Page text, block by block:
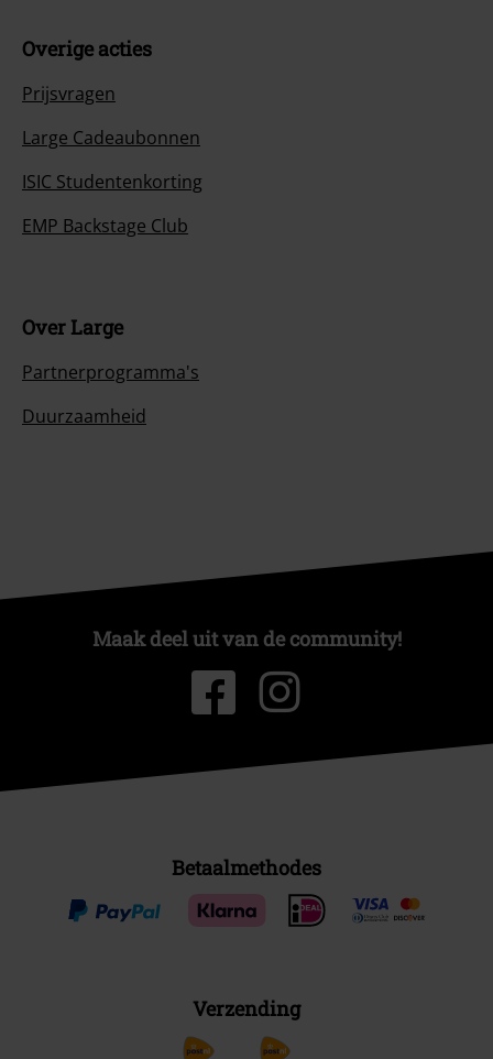
Overige acties
Prijsvragen
Large Cadeaubonnen
ISIC Studentenkorting
EMP Backstage Club
Over Large
Partnerprogramma's
Duurzaamheid
Maak deel uit van de community!
Betaalmethodes
Verzending